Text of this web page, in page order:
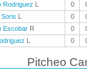
Rodriguez L 0
Soris L 0
Escobar R 0
L 0
Pitcheo